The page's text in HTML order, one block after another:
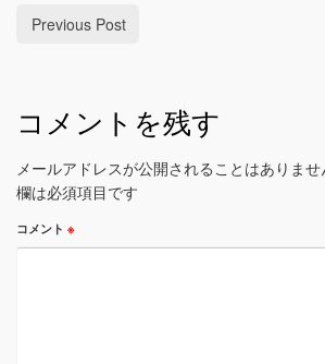
Previous Post
コメントを残す
メールアドレスが公開されることはありませ
欄は必須項目です
コメント ※